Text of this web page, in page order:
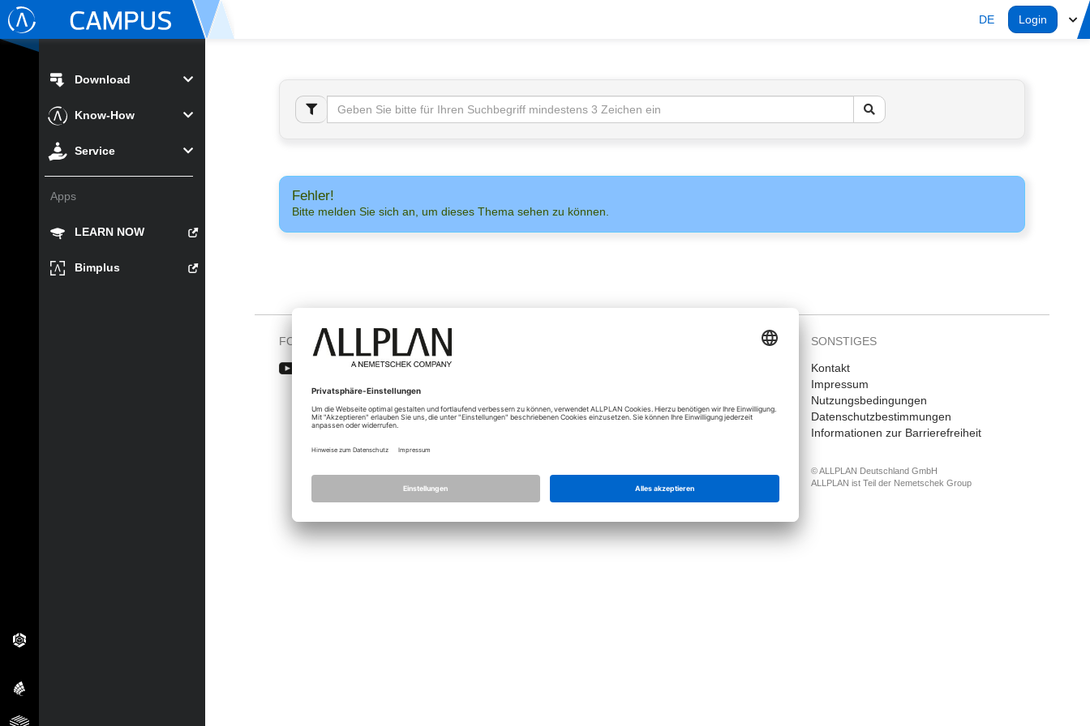
DE Login
Download
Know-How
Service
Apps
LEARN NOW
Bimplus
Fehler!
Bitte melden Sie sich an, um dieses Thema sehen zu können.
FOLGEN SIE UNS AUF
Datenschutz Einstellungen
SONSTIGES
Kontakt
Impressum
Nutzungsbedingungen
Datenschutzbestimmungen
Informationen zur Barrierefreiheit
© ALLPLAN Deutschland GmbH
ALLPLAN ist Teil der Nemetschek Group